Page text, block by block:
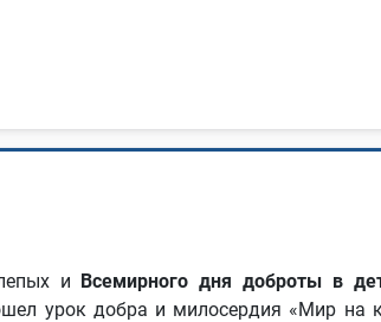
и
Всемирного дня доброты в
урок добра и милосердия «Мир на